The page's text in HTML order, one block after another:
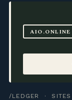
AIO.ONLINE
/LEDGER · SITES